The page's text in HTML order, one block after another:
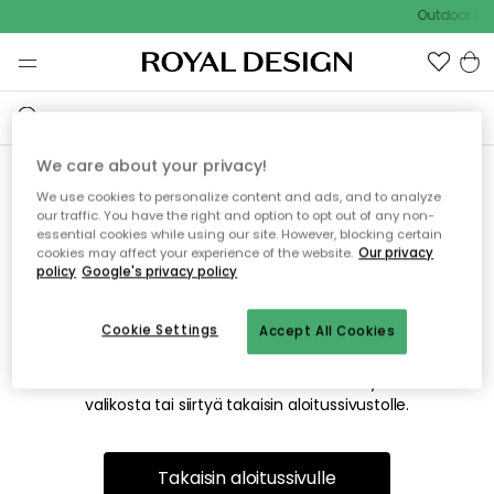
Outdoor
Emme valitettavasti löydä
etsimääsi sivua
Tämä voi johtua siitä, että sivua ei enää ole tai siitä, että se
on siirretty muualle. Pahoittelemme tästä mahdollisesti
valikosta tai siirtyä takaisin aloitussivustolle.
Takaisin aloitussivulle
We care about your privacy!
We use cookies to personalize content and ads, and to analyze
our traffic. You have the right and option to opt out of any non-
essential cookies while using our site. However, blocking certain
cookies may affect your experience of the website. Our privacy
policy Google's privacy policy
Accept All Cookies
Cookie Settings